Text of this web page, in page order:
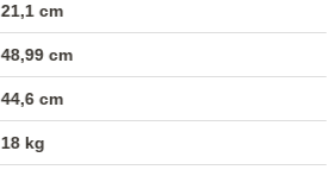
21,1 cm
48,99 cm
44,6 cm
18 kg